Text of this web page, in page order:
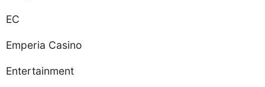
EC
Emperia Casino
Entertainment